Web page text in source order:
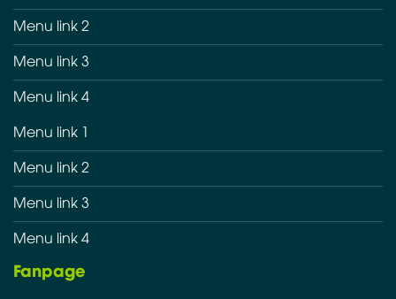
Menu link 2
Menu link 3
Menu link 4
Menu link 1
Menu link 2
Menu link 3
Menu link 4
Fanpage